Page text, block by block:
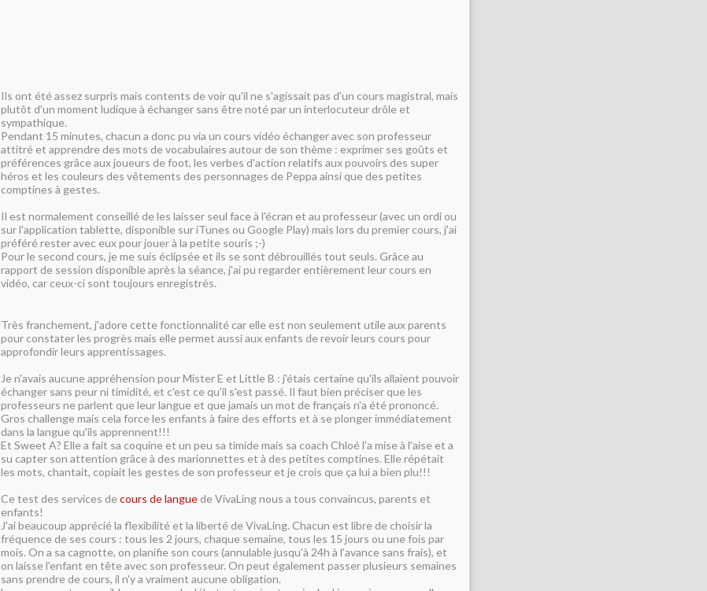
Ils ont été assez surpris mais contents de voir qu'il ne s'agissait pas d'un cours magistral, mais
plutôt d'un moment ludique à échanger sans être noté par un interlocuteur drôle et
sympathique.
Pendant 15 minutes, chacun a donc pu via un cours vidéo échanger avec son professeur
attitré et apprendre des mots de vocabulaires autour de son thème : exprimer ses goûts et
préférences grâce aux joueurs de foot, les verbes d'action relatifs aux pouvoirs des super
héros et les couleurs des vêtements des personnages de Peppa ainsi que des petites
comptines à gestes.
Il est normalement conseillé de les laisser seul face à l'écran et au professeur (avec un ordi ou
sur l'application tablette, disponible sur iTunes ou Google Play) mais lors du premier cours, j'ai
préféré rester avec eux pour jouer à la petite souris ;-)
Pour le second cours, je me suis éclipsée et ils se sont débrouillés tout seuls. Grâce au
rapport de session disponible après la séance, j'ai pu regarder entièrement leur cours en
vidéo, car ceux-ci sont toujours enregistrés.
Très franchement, j'adore cette fonctionnalité car elle est non seulement utile aux parents
pour constater les progrès mais elle permet aussi aux enfants de revoir leurs cours pour
approfondir leurs apprentissages.
Je n'avais aucune appréhension pour Mister E et Little B : j'étais certaine qu'ils allaient pouvoir
échanger sans peur ni timidité, et c'est ce qu'il s'est passé. Il faut bien préciser que les
professeurs ne parlent que leur langue et que jamais un mot de français n'a été prononcé.
Gros challenge mais cela force les enfants à faire des efforts et à se plonger immédiatement
dans la langue qu'ils apprennent!!!
Et Sweet A? Elle a fait sa coquine et un peu sa timide mais sa coach Chloé l'a mise à l'aise et a
su capter son attention grâce à des marionnettes et à des petites comptines. Elle répétait
les mots, chantait, copiait les gestes de son professeur et je crois que ça lui a bien plu!!!
Ce test des services decours de langue de VivaLing nous a tous convaincus, parents et
enfants!
J'ai beaucoup apprécié la flexibilité et la liberté de VivaLing. Chacun est libre de choisir la
fréquence de ses cours : tous les 2 jours, chaque semaine, tous les 15 jours ou une fois par
mois. On a sa cagnotte, on planifie son cours (annulable jusqu'à 24h à l'avance sans frais), et
on laisse l'enfant en tête avec son professeur. On peut également passer plusieurs semaines
sans prendre de cours, il n'y a vraiment aucune obligation.